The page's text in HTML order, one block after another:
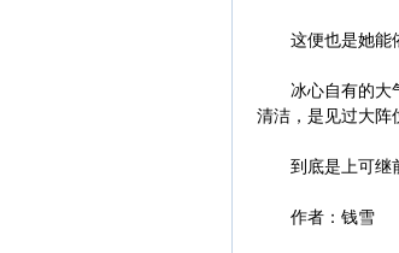
这便也是她能依
冰心自有的大气
清洁，是见过大阵
到底是上可继前
作者：钱雪